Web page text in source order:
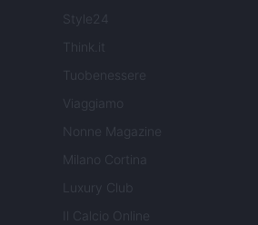
Style24
Think.it
Tuobenessere
Viaggiamo
Nonne Magazine
Milano Cortina
Luxury Club
Il Calcio Online